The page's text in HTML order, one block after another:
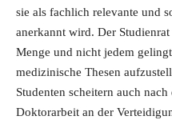
sie als fachlich relevante und
anerkannt wird. Der
Menge und nicht jedem
medizinische Thesen
Studenten scheitern auch
Doktorarbeit an der